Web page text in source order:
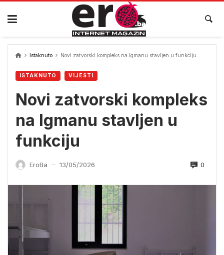
Skip
content
Istaknuto Novi zatvorski kompleks na Igmanu stavljen u funkciju
ISTAKNUTO VIJESTI
Novi zatvorski kompleks
na Igmanu stavljen u
funkciju
EroBa — 13/05/2026 0